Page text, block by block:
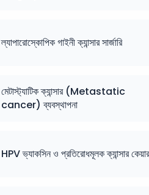
ল্যাপারোস্কোপিক গাইনী ক্যান্সার সার্জারি
মেটাস্ট্যাটিক ক্যান্সার (Metastatic
cancer) ব্যবস্থাপনা
HPV ভ্যাকসিন ও প্রতিরোধমূলক ক্যান্সার কেয়ার